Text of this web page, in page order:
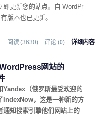
即更新您的站点。自 WordPr
版本也已更新。
阅读 (3630) 评论 (0) 详细内容
网站的
Yandex（俄罗斯最受欢迎的
IndexNow，这是一种新的方
通知搜索引擎他们网站上的